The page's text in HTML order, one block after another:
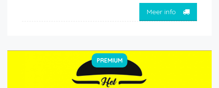
Meer info
PREMIUM